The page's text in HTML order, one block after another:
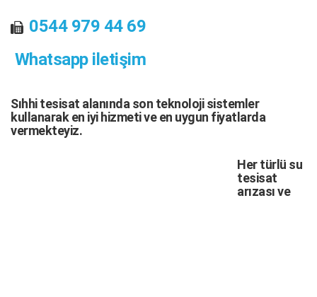
0544 979 44 69
Whatsapp iletişim
Sıhhi tesisat alanında son teknoloji sistemler
kullanarak en iyi hizmeti ve en uygun fiyatlarda
vermekteyiz.
Her türlü su
tesisat
arızasıve